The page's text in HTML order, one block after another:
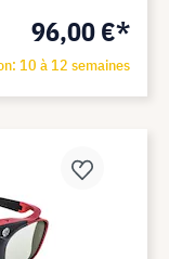
96,00 €*
10 à 12 semaines